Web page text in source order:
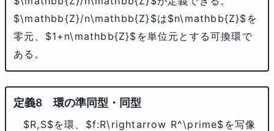
$\mathbb{Z}/n\mathbb{Z}$は$n\mathbb{Z}$ を
零元、 $1+n\mathbb{Z}$ を単位元とする可換環で
ある。
環の準同型・同型
$R,S$を環、 $f:R\rightarrow R^\prime$ を写像